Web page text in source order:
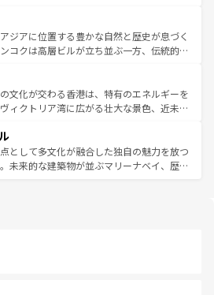
ながら、韓国の多彩な魅力を心ゆくまで味
わってみてほしい。 なお、新着の韓国情報はコンテンツ一
しい。
に伝統が息づく。ハノイの古い町並みやホ
ランス統治時代の建物も、独特の雰囲気を
。また、バラエティの豊かさとおいしさで
バインミー、ベトナムコーヒーなどは、ぜ
たい。どの地域を訪れてもあたたかい人々
てくれるので、きっと忘れられない旅にな
。
ジアに位置する豊かな自然と歴史が息づく
コクは高層ビルが立ち並ぶ一方、伝統的な
ている。北部ではチェンマイなどの山岳地
合い、南部ではプーケットやクラビの美し
ート気分を楽しむことができる。タイ料理
一年中温暖で、どの季節にも異なる楽しみ
親しみやすいタイの人々、仏教を中心とし
多様な観光資源が、訪れる旅人を魅了し続
文化が交わる香港は、特有のエネルギーを
ィクトリア湾に広がる壮大な景色、近未来
ても感動するはず。観光スポットが密集し
く見どころを回れるのも魅力。息をのむよ
化的な体験まで、香港を存分に楽しみ尽く
として多文化が融合した独自の魅力を放つ
未来的な建築物が並ぶマリーナベイ、歴史
は地元の風情を楽しめる外せないスポット